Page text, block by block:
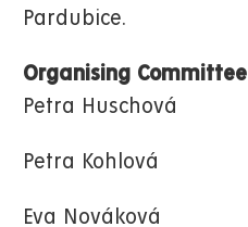
Pardubice.
Organising Committee
Petra Huschová
Petra Kohlová
Eva Nováková